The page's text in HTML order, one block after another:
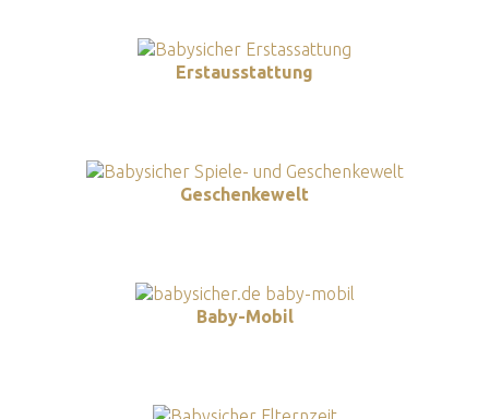
Erstausstattung
Geschenkewelt
Baby-Mobil